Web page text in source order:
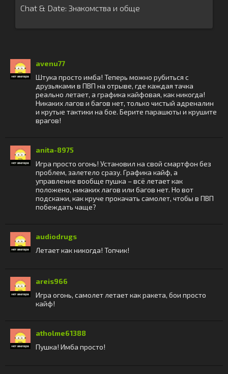
Chat & Date: Знакомства и обще
avenu77
Штука просто имба! Теперь можно рубиться с
друзьяками в ПВП на отрыве, где каждая тачка
реально летает, а графика кайфовая, как никогда!
Никаких лагов и багов нет, только чистый адреналин
и крутые тактики на бое. Берите парашюты и крушите
врагов!
anita-8975
Игра просто огонь! Установил на свой смартфон без
проблем, залетело сразу. Графика кайф, а
управление вообще пушка – всё летает как
положено, никаких лагов или багов нет. Но вот
подскажи, как круче прокачать самолет, чтобы в ПВП
побеждать чаще?
audiodrugs
Летает как никогда! Топчик!
areis966
Игра огонь, самолет летает как ракета, бои просто
кайф!
atholme61388
Пушка! Имба просто!